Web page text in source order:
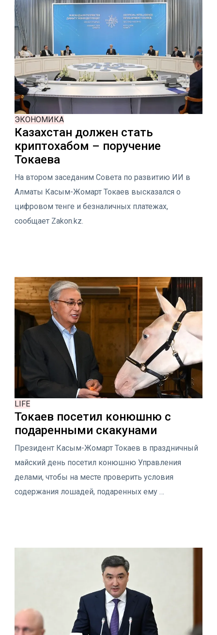
ЭКОНОМИКА
Казахстан должен стать
криптохабом – поручение
Токаева
На втором заседаним Совета по развитию ИИ в
Алматы Касым-Жомарт Токаев высказался о
цифровом тенге и безналичных платежах,
сообщает Zakon.kz.
LIFE
Токаев посетил конюшню с
подаренными скакунами
Президент Касым-Жомарт Токаев в праздничный
майский день посетил конюшню Управления
делами, чтобы на месте проверить условия
содержания лошадей, подаренных ему …